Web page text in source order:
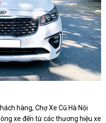
hàng, Chợ Xe Cũ Hà Nội
xe đến từ các thương hiệu xe